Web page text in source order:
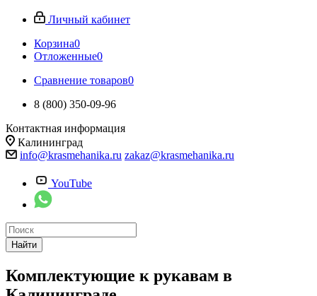
Личный кабинет
Корзина0
Отложенные0
Сравнение товаров0
8 (800) 350-09-96
Контактная информация
Калининград
info@krasmehanika.ru zakaz@krasmehanika.ru
YouTube
Найти
Комплектующие к рукавам в